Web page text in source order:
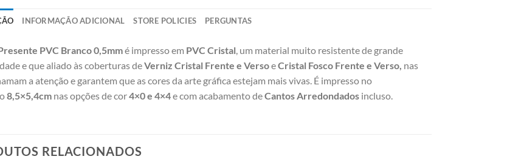
INFORMAÇÃO ADICIONAL STORE POLICIES PERGUNTAS
PVC Branco 0,5mmé impresso em PVC Cristal , um material muito resistente de grande
e que aliado às coberturas deVerniz Cristal Frente e VersoeCristal Fosco Frente e Verso, nas
a atenção e garantem que as cores da arte gráfica estejam mais vivas. É impresso no
8,5×5,4cm nas opções de cor4×0 e 4×4e com acabamento deCantos Arredondados incluso.
RELACIONADOS